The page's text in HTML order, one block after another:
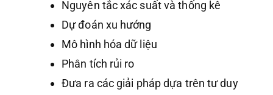
Nguyên tắc xác suất và thống kê
Dự đoán xu hướng
Mô hình hóa dữ liệu
Phân tích rủi ro
Đưa ra các giải pháp dựa trên tư duy